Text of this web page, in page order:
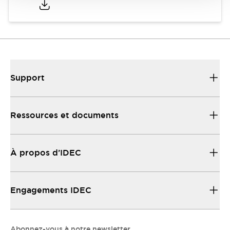
Support
Ressources et documents
À propos d’IDEC
Engagements IDEC